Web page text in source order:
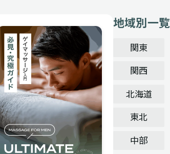
地域別一覧
関東
関西
北海道
東北
中部